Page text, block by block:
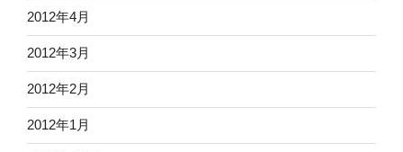
2012年4月
2012年3月
2012年2月
2012年1月